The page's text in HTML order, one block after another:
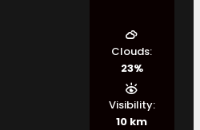
Clouds:
23%
Visibility:
10 km